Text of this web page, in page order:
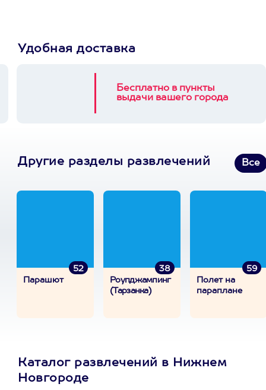
Удобная доставка
Бесплатно в пункты
выдачи вашего города
Другие разделы развлечений Все
52
Парашют
38
Роупджампинг
(Тарзанка)
59
Полет на
параплане
Каталог развлечений в Нижнем
Новгороде